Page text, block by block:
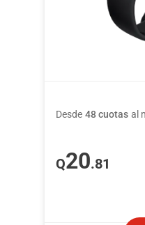
Desde 48 cuotas al
Q20.81